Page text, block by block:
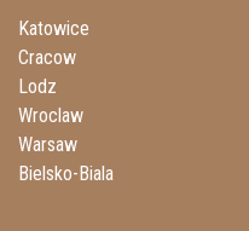
Katowice
Cracow
Lodz
Wroclaw
Warsaw
Bielsko-Biala